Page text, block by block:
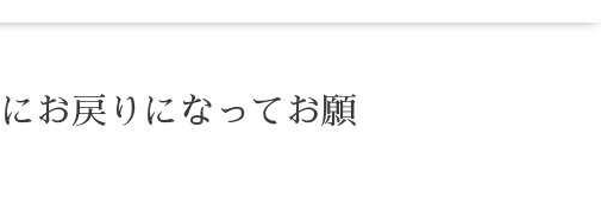
お戻りになってお願